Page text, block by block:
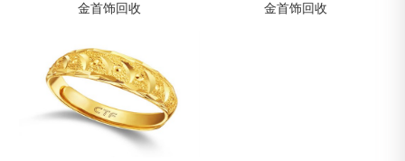
金首饰回收 金首饰回收